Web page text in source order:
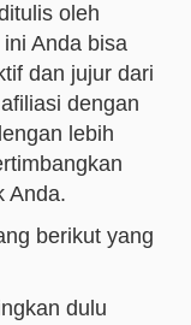
oleh
Anda bisa
dan jujur ​​dari
dengan
lebih
Anda.
berikut yang
dulu